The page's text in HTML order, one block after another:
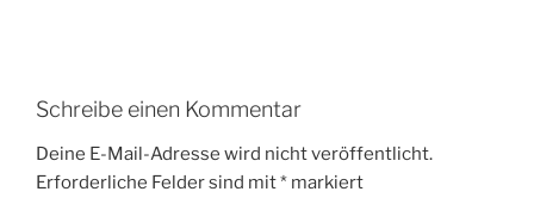
Schreibe einen Kommentar
Deine E-Mail-Adresse wird nicht veröffentlicht.
Erforderliche Felder sind mit* markiert